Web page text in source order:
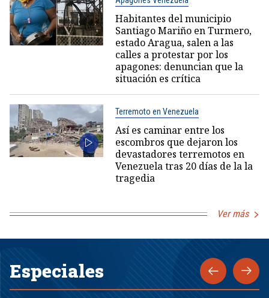
Habitantes del municipio
Santiago Mariño en Turmero,
estado Aragua, salen a las
calles a protestar por los
apagones: denuncian que la
situación es crítica
Terremoto en Venezuela
Así es caminar entre los
escombros que dejaron los
devastadores terremotos en
Venezuela tras 20 días de la la
tragedia
Ver más
Especiales